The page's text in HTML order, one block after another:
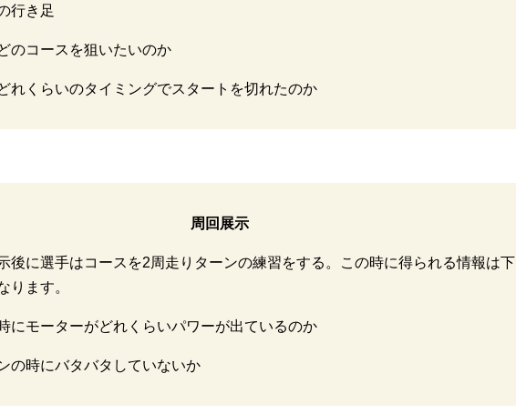
行き足
のコースを狙いたいのか
れくらいのタイミングでスタートを切れたのか
周回展示
後に選手はコースを2周走りターンの練習をする。この時に得られる情報は下
ります。
にモーターがどれくらいパワーが出ているのか
の時にバタバタしていないか